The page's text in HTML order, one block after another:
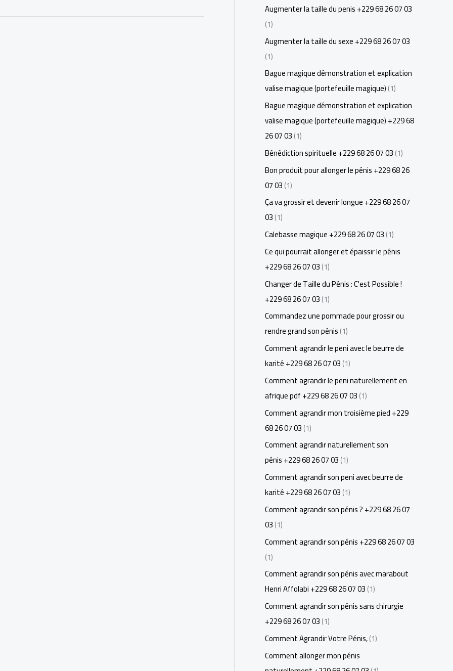
Augmenter la taille du penis +229 68 26 07 03
(1)
Augmenter la taille du sexe +229 68 26 07 03
(1)
Bague magique démonstration et explication
valise magique (portefeuille magique)(1)
Bague magique démonstration et explication
valise magique (portefeuille magique) +229 68
26 07 03(1)
Bénédiction spirituelle +229 68 26 07 03(1)
Bon produit pour allonger le pénis +229 68 26
07 03(1)
Ça va grossir et devenir longue +229 68 26 07
03(1)
Calebasse magique +229 68 26 07 03(1)
Ce qui pourrait allonger et épaissir le pénis
+229 68 26 07 03(1)
Changer de Taille du Pénis : C'est Possible !
+229 68 26 07 03(1)
Commandez une pommade pour grossir ou
rendre grand son pénis(1)
Comment agrandir le peni avec le beurre de
karité +229 68 26 07 03(1)
Comment agrandir le peni naturellement en
afrique pdf +229 68 26 07 03(1)
Comment agrandir mon troisième pied +229
68 26 07 03(1)
Comment agrandir naturellement son
pénis +229 68 26 07 03(1)
Comment agrandir son peni avec beurre de
karité +229 68 26 07 03(1)
Comment agrandir son pénis ? +229 68 26 07
03(1)
Comment agrandir son pénis +229 68 26 07 03
(1)
Comment agrandir son pénis avec marabout
Henri Affolabi +229 68 26 07 03(1)
Comment agrandir son pénis sans chirurgie
+229 68 26 07 03(1)
Comment Agrandir Votre Pénis,(1)
Comment allonger mon pénis